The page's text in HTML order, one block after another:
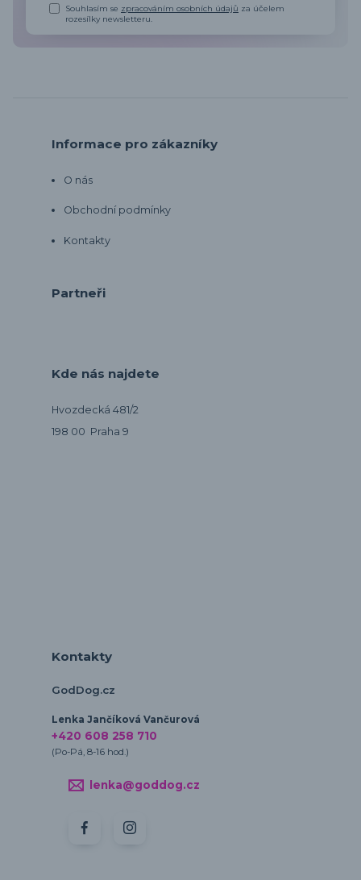
Souhlasím se zpracováním osobních údajů za účelem
rozesílky newsletteru.
Informace pro zákazníky
O nás
Obchodní podmínky
Kontakty
Partneři
Kde nás najdete
Hvozdecká 481/2
198 00 Praha 9
Kontakty
GodDog.cz
Lenka Jančíková Vančurová
+420 608 258 710
(Po-Pá, 8-16 hod.)
lenka@goddog.cz